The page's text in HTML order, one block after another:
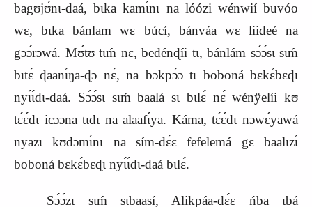
bagʊjʊ́nɩ-daá, bɩka kamɩ́nɩ na lóózi wénwií buvóo
wɛ, bɩka bánlam wɛ búcí, bánváa wɛ liideé na
gɔɔ́rɔwá. Mʊ́tʊ tɩḿ nɛ, bedénɖíi tɩ, bánlám sɔ́ɔ́sɩ sɩḿ
bɩtɛ́ ɖaanɩ́ŋa-ɖɔ nɛ́, na bɔkpɔ́ɔ tɩ boboná bɛkɛ́bɛɖɩ
nyɩ́ɩ́dɩ-daá. Sɔ́ɔ́sɩ sɩḿ baalá sɩ bɩlɛ́ nɛ́ wénÿelíi kʊ
tɛ́ɛ́dɩ icɔɔna tɩdɩ na alaafɩ́ya. Káma, tɛ́ɛ́dɩ nɔwɛ́yawá
nyazɩ kʊdɔmɩ́nɩ na sím-dɛ́ɛ fefelemá gɛ baalɩzɩ́
boboná bɛkɛ́bɛɖɩ nyɩ́ɩ́dɩ-daá bɩlɛ́.
Sɔ́ɔ́zɩ sɩḿ sɩbaasí, Alikpáa-dɛ́ɛ ńba ɩbá